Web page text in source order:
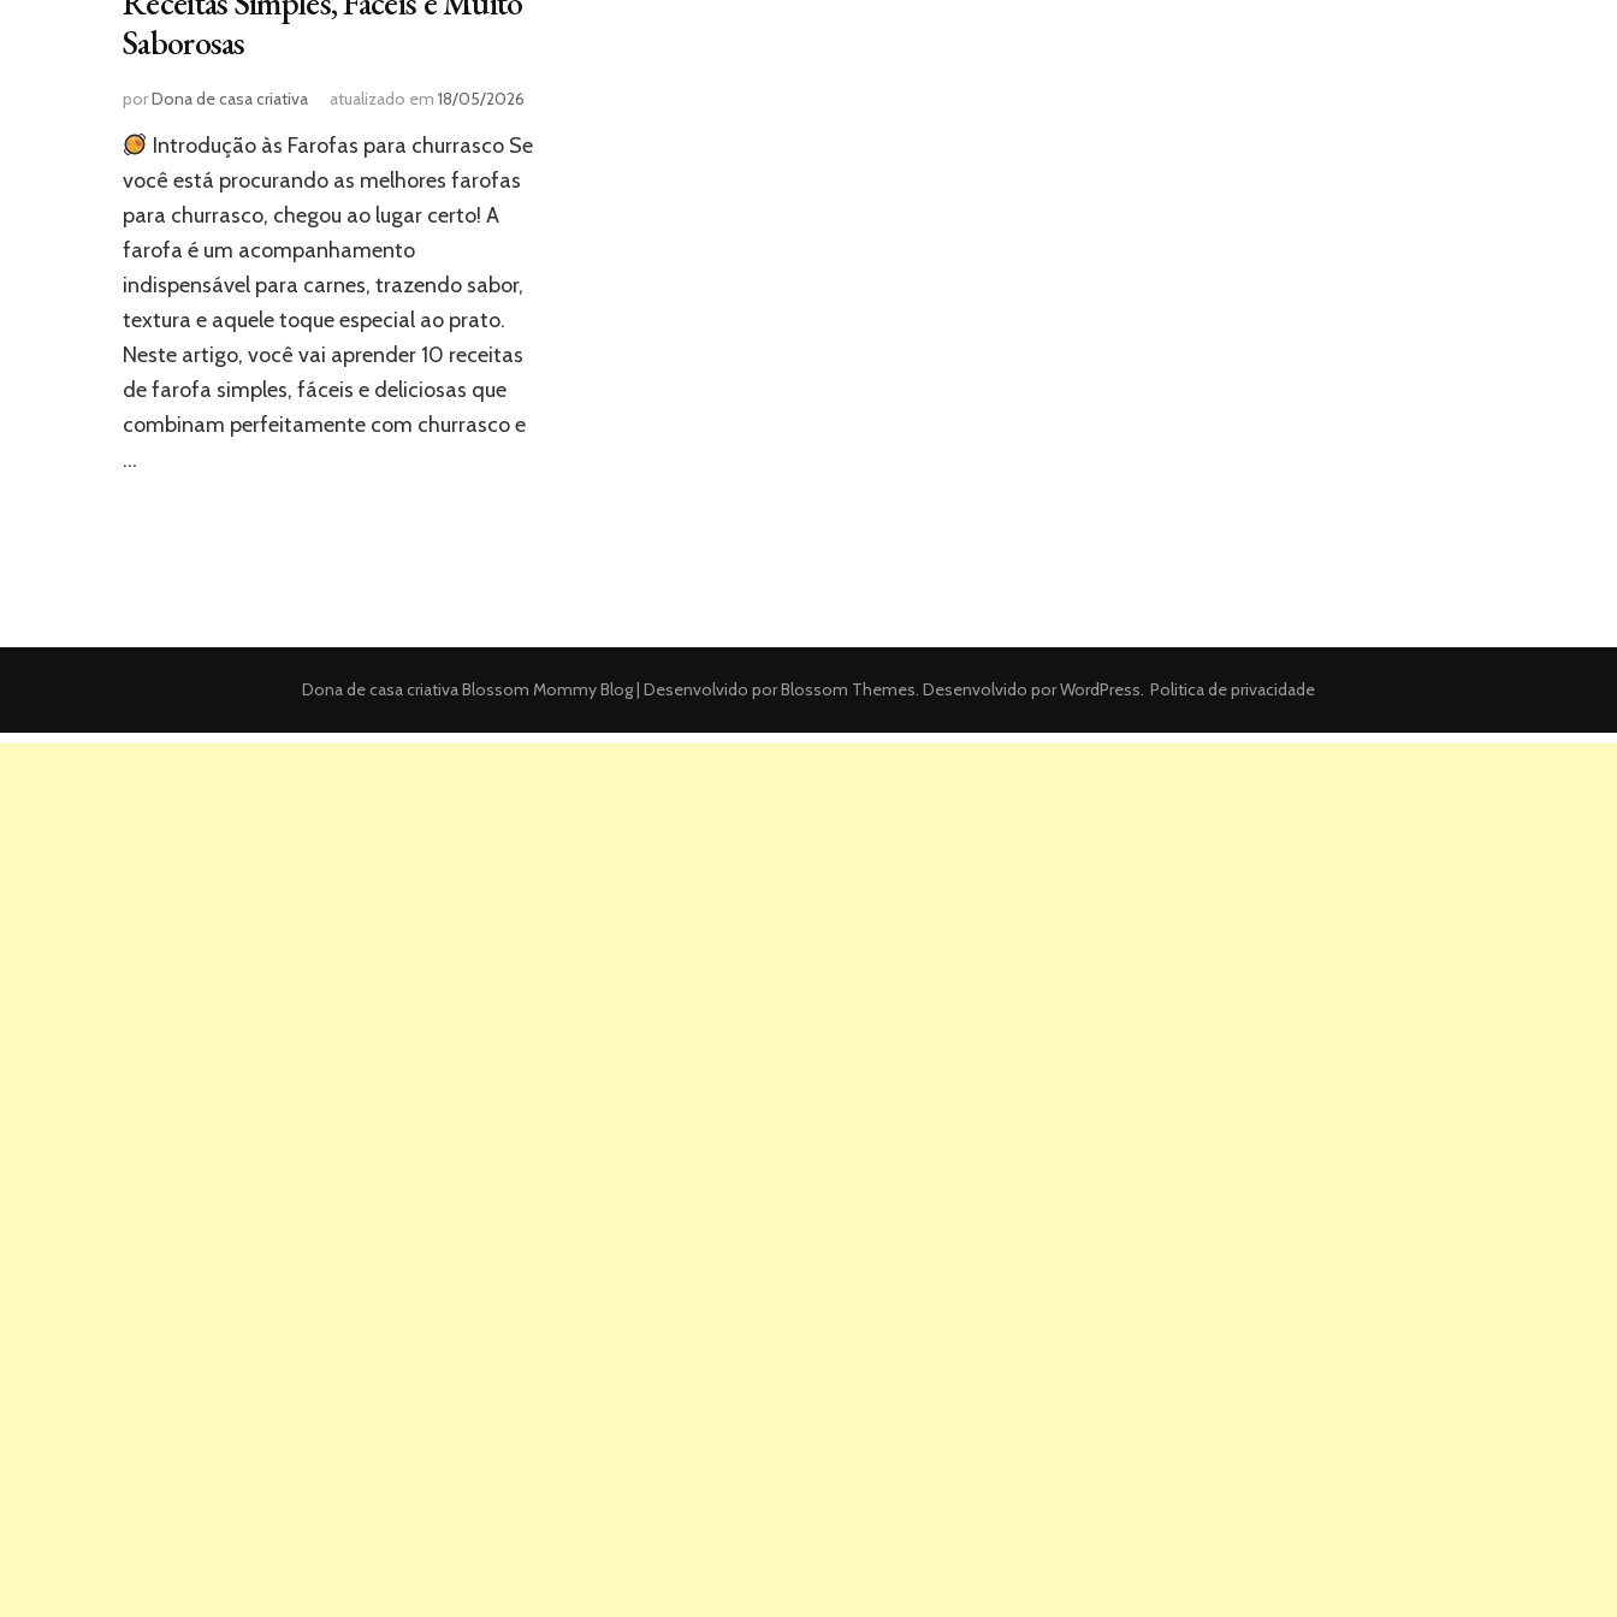
Saborosas
porDona de casa criativa atualizado em 18/05/2026
Introdução às Farofas para churrasco Se
você está procurando as melhores farofas
para churrasco, chegou ao lugar certo! A
farofa é um acompanhamento
indispensável para carnes, trazendo sabor,
textura e aquele toque especial ao prato.
Neste artigo, você vai aprender 10 receitas
de farofa simples, fáceis e deliciosas que
combinam perfeitamente com churrasco e
…
Dona de casa criativaBlossom Mommy Blog | Desenvolvido porBlossom Themes. Desenvolvido porWordPress. Politica de privacidade